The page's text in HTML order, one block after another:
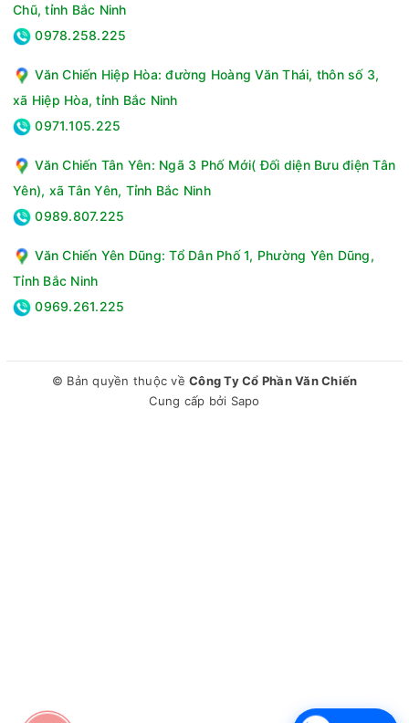
Lồng giặt:Lồng đứng
Khối lượng giặt:8 Kg
Kiểu động cơ:Truyền động gián tiếp (dây Curoa)
Tốc độ quay vắt tối đa:700 vòng/phút
Chất liệu lồng giặt:Thép không gỉ
Chất liệu vỏ máy:Kim loại sơn tĩnh điện
Chất liệu nắp máy:Kính cường lực
Năm ra mắt:2024
Thời gian bảo hành động cơ:10 năm
Chương trình:Đồ cotton, Chỉ vắt, Vệ sinh lồng giặt, Giặt tiêu
chuẩn, Giặt thơm, Giặt nhẹ, Giặt nhanh 15 phút, Giặt mạnh,
Giặt ga giường
hiển thị
Tiện ích:Vệ sinh lồng giặt, Thêm đồ trong khi giặt, Khóa trẻ
Chũ, tỉnh Bắc Ninh
0978.258.225
Văn Chiến Hiệp Hòa: đường Hoàng Văn Thái, thôn số 3,
xã Hiệp Hòa, tỉnh Bắc Ninh
0971.105.225
Văn Chiến Tân Yên: Ngã 3 Phố Mới( Đối diện Bưu điện Tân
Yên), xã Tân Yên, Tỉnh Bắc Ninh
0989.807.225
Văn Chiến Yên Dũng: Tổ Dân Phố 1, Phường Yên Dũng,
Tỉnh Bắc Ninh
0969.261.225
© Bản quyền thuộc về Công Ty Cổ Phần Văn Chiến
Cung cấp bởi Sapo